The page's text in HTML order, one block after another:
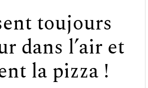
toujours
dans l’air et
la pizza !